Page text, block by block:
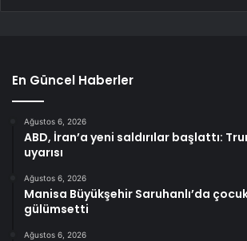
En Güncel Haberler
Ağustos 6, 2026
ABD, İran’a yeni saldırılar başlattı:
uyarısı
Ağustos 6, 2026
Manisa Büyükşehir Saruhanlı’da
gülümsetti
Ağustos 6, 2026